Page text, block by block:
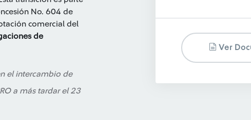
No. 604 de
comercial del
de
el intercambio de
a más tardar el 23
Ver